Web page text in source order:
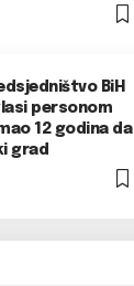
BiH
personom
12 godina da
grad